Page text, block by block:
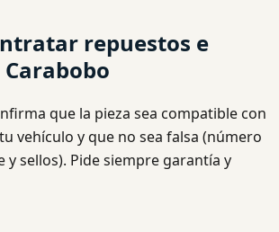
repuestos e
que la pieza sea compatible con
vehículo y que no sea falsa (número
y sellos). Pide siempre garantía y